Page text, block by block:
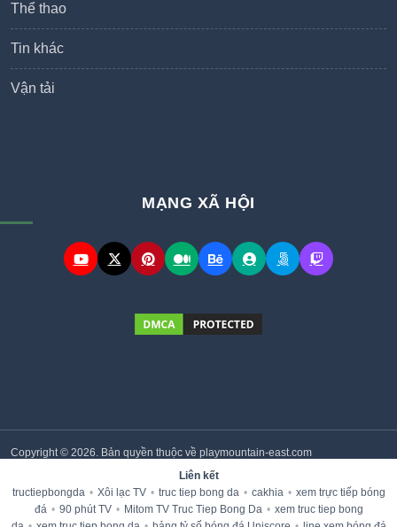
Thể thao
Tin khác
Vận tải
MẠNG XÃ HỘI
Copyright © 2026. Bản quyền thuộc về playmountain-east.com
Liên kết
tructiepbongda • Xôi lạc TV • truc tiep bong da • cakhia • xem trực tiếp bóng
đá • 90 phút TV • Mitom TV Truc Tiep Bong Da • xem truc tiep bong